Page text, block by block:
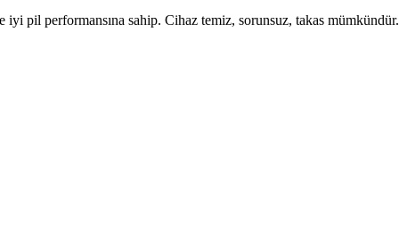
performansına sahip. Cihaz temiz, sorunsuz, takas